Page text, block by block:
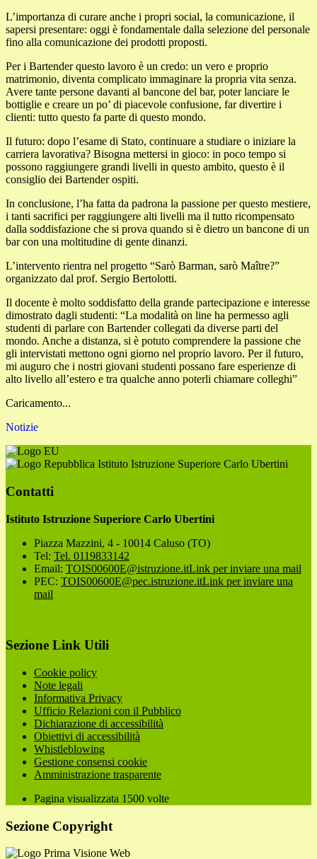
L’importanza di curare anche i propri social, la comunicazione, il
sapersi presentare: oggi è fondamentale dalla selezione del personale
fino alla comunicazione dei prodotti proposti.
Per i Bartender questo lavoro è un credo: un vero e proprio
matrimonio, diventa complicato immaginare la propria vita senza.
Avere tante persone davanti al bancone del bar, poter lanciare le
bottiglie e creare un po’ di piacevole confusione, far divertire i
clienti: tutto questo fa parte di questo mondo.
Il futuro: dopo l’esame di Stato, continuare a studiare o iniziare la
carriera lavorativa? Bisogna mettersi in gioco: in poco tempo si
possono raggiungere grandi livelli in questo ambito, questo è il
consiglio dei Bartender ospiti.
In conclusione, l’ha fatta da padrona la passione per questo mestiere,
i tanti sacrifici per raggiungere alti livelli ma il tutto ricompensato
dalla soddisfazione che si prova quando si è dietro un bancone di un
bar con una moltitudine di gente dinanzi.
L’intervento rientra nel progetto “Sarò Barman, sarò Maître?”
organizzato dal prof. Sergio Bertolotti.
Il docente è molto soddisfatto della grande partecipazione e interesse
dimostrato dagli studenti: “La modalità on line ha permesso agli
studenti di parlare con Bartender collegati da diverse parti del
mondo. Anche a distanza, si è potuto comprendere la passione che
gli intervistati mettono ogni giorno nel proprio lavoro. Per il futuro,
mi auguro che i nostri giovani studenti possano fare esperienze di
alto livello all’estero e tra qualche anno poterli chiamare colleghi”
Caricamento...
Notizie
Istituto Istruzione Superiore Carlo Ubertini
Contatti
Istituto Istruzione Superiore Carlo Ubertini
Piazza Mazzini, 4 - 10014 Caluso (TO)
Tel: Tel. 0119833142
Email: TOIS00600E@istruzione.itLink per inviare una mail
PEC: TOIS00600E@pec.istruzione.itLink per inviare una
mail
Sezione Link Utili
Cookie policy
Note legali
Informativa Privacy
Ufficio Relazioni con il Pubblico
Dichiarazione di accessibilità
Obiettivi di accessibilità
Whistleblowing
Gestione consensi cookie
Amministrazione trasparente
Pagina visualizzata 1500 volte
Sezione Copyright